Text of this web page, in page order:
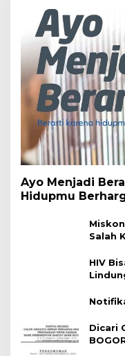
Ayo Menjadi
Hidupmu
Salah
HIV
Dicari